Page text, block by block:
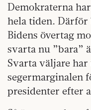
Demokraterna
hela tiden. Därför
Bidens övertag
svarta nu ”bara”
Svarta väljare
segermarginalen
presidenter efter